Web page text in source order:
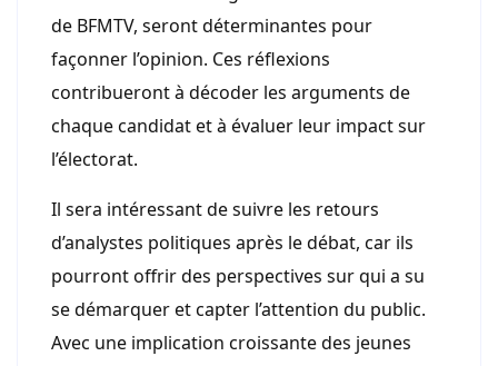
de BFMTV, seront déterminantes pour
façonner l’opinion. Ces réflexions
contribueront à décoder les arguments de
chaque candidat et à évaluer leur impact sur
l’électorat.
Il sera intéressant de suivre les retours
d’analystes politiques après le débat, car ils
pourront offrir des perspectives sur qui a su
se démarquer et capter l’attention du public.
Avec une implication croissante des jeunes